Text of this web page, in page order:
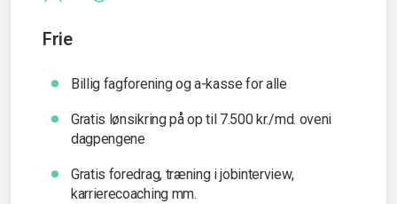
Frie
Billig fagforening og a-kasse for alle
Gratis lønsikring på op til 7.500 kr./md. oveni
dagpengene
Gratis foredrag, træning i jobinterview,
karrierecoaching mm.